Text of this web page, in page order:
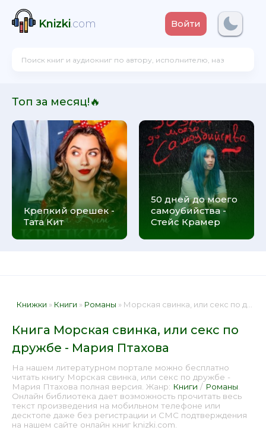
Knizki.com Войти
Топ за месяц!🔥
Крепкий орешек -
Тата Кит
50 дней до моего
самоубийства -
Стейс Крамер
Книжки » Книги » Романы » Морская свинка, или секс по дружбе - Мария Птахова 📕 - Книга онлайн бесплатно
Книга Морская свинка, или секс по
дружбе - Мария Птахова
На нашем литературном портале можно бесплатно
читать книгу Морская свинка, или секс по дружбе -
Мария Птахова полная версия. Жанр: Книги / Романы
Онлайн библиотека дает возможность прочитать весь
текст произведения на мобильном телефоне или
десктопе даже без регистрации и СМС подтверждения
на нашем сайте онлайн книг knizki.com.